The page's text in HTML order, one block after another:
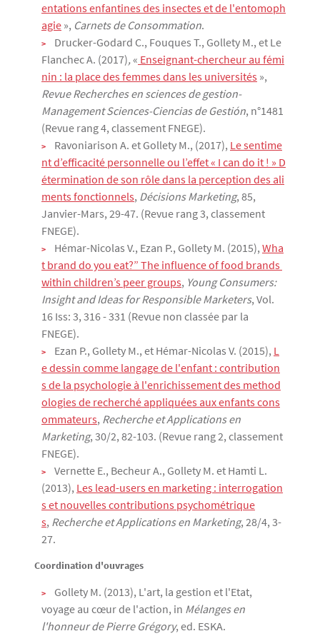
entations enfantines des insectes et de l'entomoph
agie », Carnets de Consommation.
Drucker-Godard C., Fouques T., Gollety M., et Le
Flanchec A. (2017),« Enseignant-chercheur au fémi
nin : la place des femmes dans les universités »,
Revue Recherches en sciences de gestion-
Management Sciences-Ciencias de Gestión, n°1481
(Revue rang 4, classement FNEGE).
Ravoniarison A. et Gollety M., (2017), Le sentime
nt d’efficacité personnelle ou l’effet « I can do it ! » D
étermination de son rôle dans la perception des ali
ments fonctionnels, Décisions Marketing, 85,
Janvier-Mars, 29-47. (Revue rang 3, classement
FNEGE).
Hémar-Nicolas V., Ezan P., Gollety M. (2015), Wha
t brand do you eat?” The influence of food brands
within children’s peer groups, Young Consumers:
Insight and Ideas for Responsible Marketers, Vol.
16 Iss: 3, 316 - 331 (Revue non classée par la
FNEGE).
Ezan P., Gollety M., et Hémar-Nicolas V. (2015), L
e dessin comme langage de l'enfant : contribution
s de la psychologie à l'enrichissement des method
ologies de recherché appliquées aux enfants cons
ommateurs, Recherche et Applications en
Marketing, 30/2, 82-103. (Revue rang 2, classement
FNEGE).
Vernette E., Becheur A., Gollety M. et Hamti L.
(2013), Les lead-users en marketing : interrogation
s et nouvelles contributions psychométrique
s, Recherche et Applications en Marketing, 28/4, 3-
27.
Coordination d'ouvrages
Gollety M. (2013), L'art, la gestion et l'Etat,
voyage au cœur de l'action, in Mélanges en
l'honneur de Pierre Grégory, ed. ESKA.